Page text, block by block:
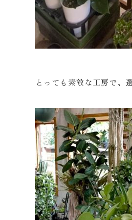
とっても素敵な工房で、